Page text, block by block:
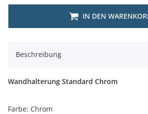
IN DEN
Beschreibung
Wandhalterung Standard Chrom
Farbe: Chrom